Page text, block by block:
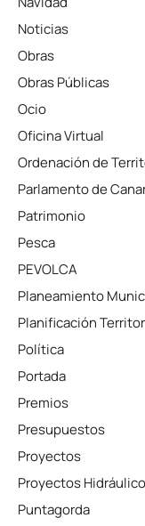
Noticias
Obras
Obras Públicas
Ocio
Oficina Virtual
Ordenación de
Parlamento de
Patrimonio
Pesca
PEVOLCA
Planeamiento
Planificación
Política
Portada
Premios
Presupuestos
Proyectos
Proyectos
Puntagorda